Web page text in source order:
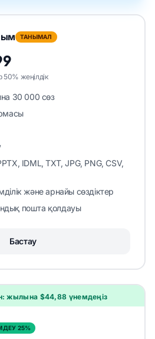
ТАНЫМАЛ
50% жеңілдік
30 000 сөз
IDML, TXT, JPG, PNG, CSV,
және арнайы сөздіктер
пошта қолдауы
Бастау
жылына $44,88 үнемдеңіз
25%